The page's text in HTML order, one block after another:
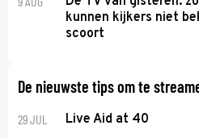
kunnen kijkers niet
scoort
De nieuwste tips om te
29 JUL Live Aid at 40